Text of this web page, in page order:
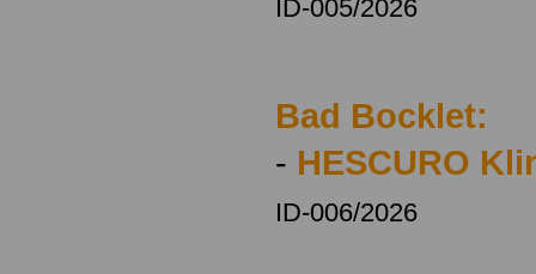
ID-005/2026
Bad Bocklet:
- HESCURO
ID-006/2026